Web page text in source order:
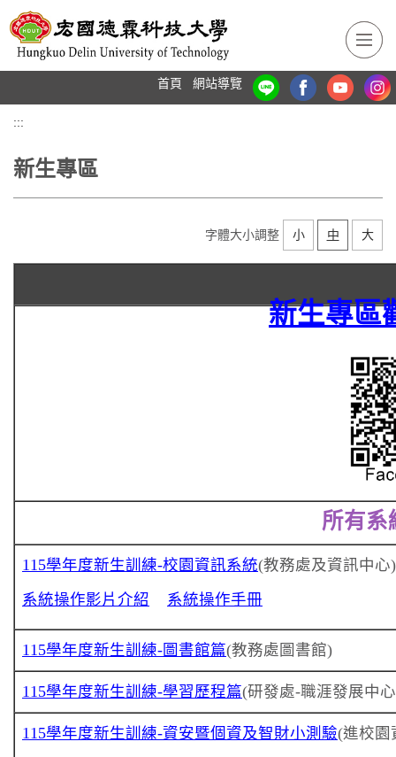
跳
到
主
要
容
區
首頁 網站導覽
:::
新生專區
字體大小調整 小 中 大
新生專區
所有
115學年度新生訓練-校園資訊系統(教務處及資訊中心)
系統操作影片介紹
系統操作手冊
115學年度新生訓練-圖書館篇(教務處圖書館)
115學年度新生訓練-學習歷程篇(研發處-職涯發展中
115學年度新生訓練-資安暨個資及智財小測驗(進校園